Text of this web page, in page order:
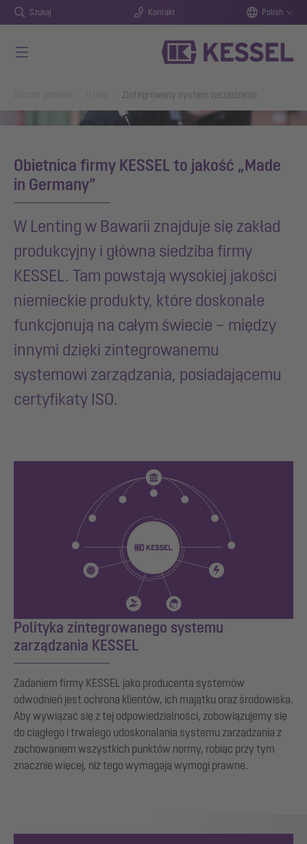
Szukaj Kontakt Polish
Zintegrowany system zarządzania
Obietnica firmy KESSEL to jakość „Made
in Germany”
W Lenting w Bawarii znajduje się zakład
produkcyjny i główna siedziba firmy
KESSEL. Tam powstają wysokiej jakości
niemieckie produkty, które doskonale
funkcjonują na całym świecie – między
innymi dzięki zintegrowanemu
systemowi zarządzania, posiadającemu
certyfikaty ISO.
Polityka zintegrowanego systemu
zarządzania KESSEL
Zadaniem firmy KESSEL jako producenta systemów
odwodnień jest ochrona klientów, ich majątku oraz środowiska.
Aby wywiązać się z tej odpowiedzialności, zobowiązujemy się
do ciągłego i trwałego udoskonalania systemu zarządzania z
zachowaniem wszystkich punktów normy, robiąc przy tym
znacznie więcej, niż tego wymagają wymogi prawne.